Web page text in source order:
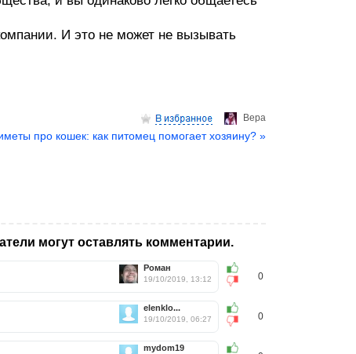
И это не может не вызывать
Верa
про кошек: как питомец помогает хозяину? »
могут оставлять комментарии.
0
Роман
19/10/2019, 13:12
0
elenklo...
19/10/2019, 06:27
mydom19